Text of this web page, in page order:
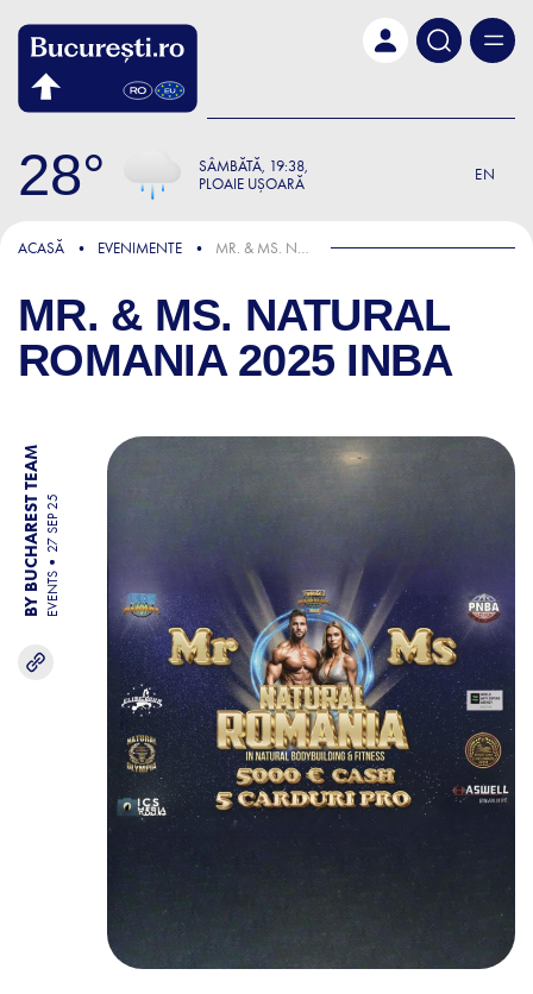
28 SÂMBĂTĂ 19:38
PLOAIE UȘOARĂ
EN
ACASĂ EVENIMENTE MR. & MS. NATURAL ROMANIA 2025 INBA
MR. & MS. NATURAL
ROMANIA 2025 INBA
BY BUCHAREST TEAM EVENTS
27 SEP 25